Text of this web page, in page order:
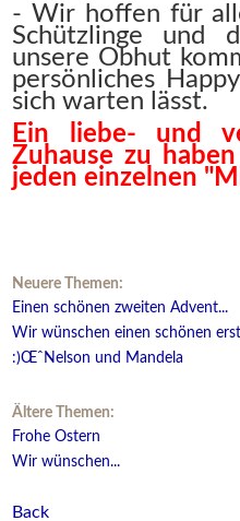
- Wir hoffen für
Schützlinge und
unsere Obhut
persönliches
sich warten lässt.
Ein liebe- und
Zuhause zu
jeden einzelnen
Neuere Themen:
Einen schönen zweiten Advent...
Wir wünschen einen schönen
:)ŒˆNelson und Mandela
Ältere Themen:
Frohe Ostern
Wir wünschen...
Back